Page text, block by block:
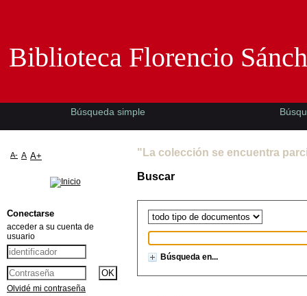
"La colección se encuentra
Buscar
Búsqueda en...
Biblioteca Florencio
Búsqueda simple
A- A A+
Conectarse
acceder a su cuenta de
usuario
Olvidé mi contraseña